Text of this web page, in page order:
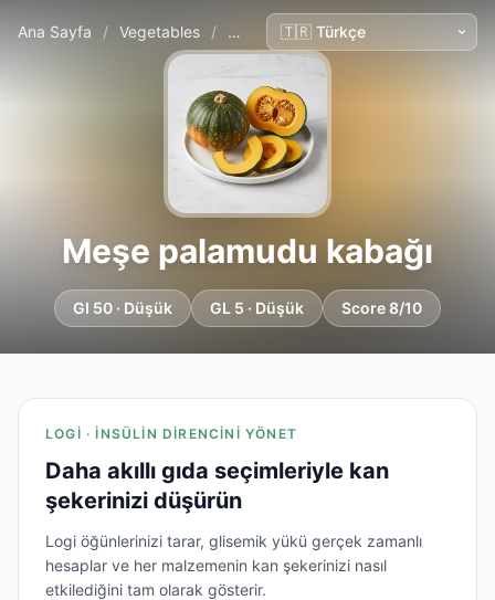
Ana Sayfa / Vegetables / Meşe palamudu kabağı
Meşe palamudu kabağı
GI 50 · Düşük GL 5 · Düşük Score 8/10
LOGI · İNSÜLIN DIRENCINI YÖNET
Daha akıllı gıda seçimleriyle kan
şekerinizi düşürün
Logi öğünlerinizi tarar, glisemik yükü gerçek zamanlı
hesaplar ve her malzemenin kan şekerinizi nasıl
etkilediğini tam olarak gösterir.